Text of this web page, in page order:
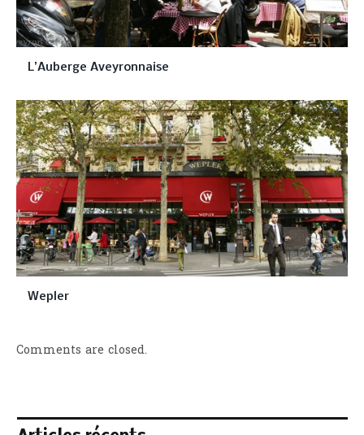
L’Auberge Aveyronnaise
Wepler
Comments are closed.